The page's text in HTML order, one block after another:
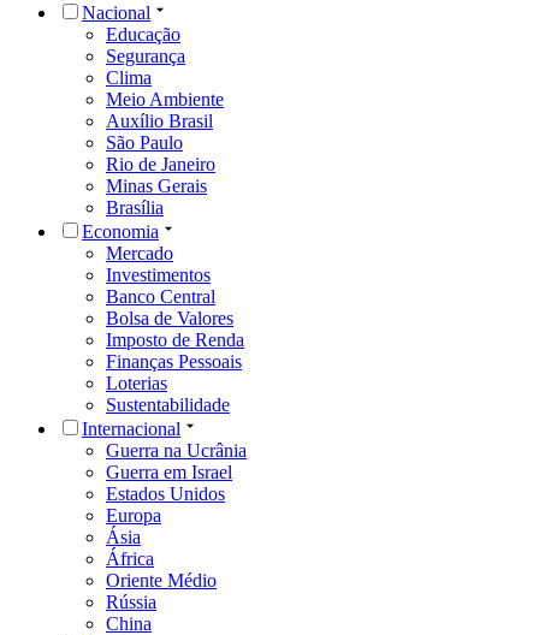
Nacional
Educação
Segurança
Clima
Meio Ambiente
Auxílio Brasil
São Paulo
Rio de Janeiro
Minas Gerais
Brasília
Economia
Mercado
Investimentos
Banco Central
Bolsa de Valores
Imposto de Renda
Finanças Pessoais
Loterias
Sustentabilidade
Internacional
Guerra na Ucrânia
Guerra em Israel
Estados Unidos
Europa
Ásia
África
Oriente Médio
Rússia
China